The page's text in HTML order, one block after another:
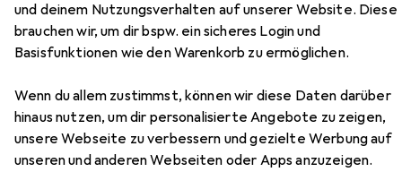
und deinem Nutzungsverhalten auf unserer Website. Diese
brauchen wir, um dir bspw. ein sicheres Login und
Basisfunktionen wie den Warenkorb zu ermöglichen.
Wenn du allem zustimmst, können wir diese Daten darüber
hinaus nutzen, um dir personalisierte Angebote zu zeigen,
unsere Webseite zu verbessern und gezielte Werbung auf
unseren und anderen Webseiten oder Apps anzuzeigen.
EUR
49,95
Venso Saga
LED, 230 V